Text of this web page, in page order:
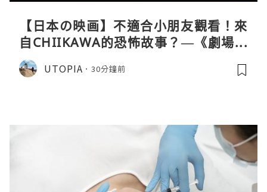
【日本の映画】不適合小朋友觀看！來
自CHIIKAWA的恐怖故事？—《劇場版
CHIIKAWA 人魚島的秘密》
UTOPIA 30分鐘前